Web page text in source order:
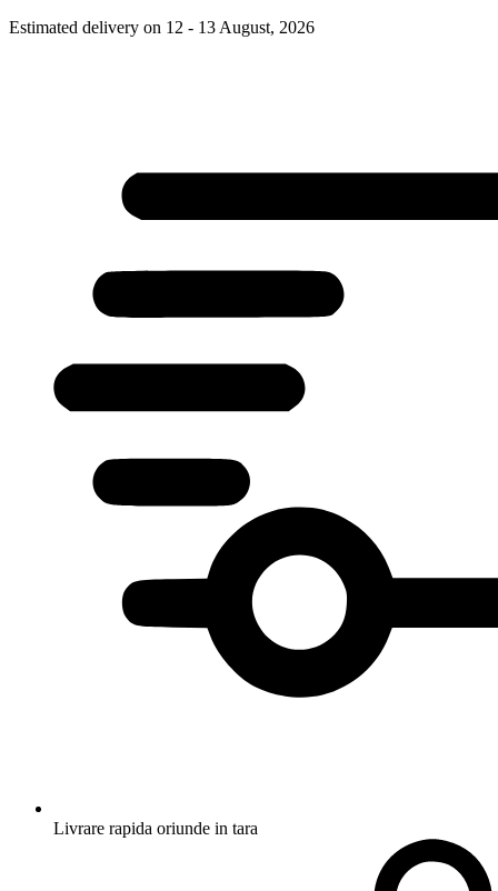
Estimated delivery on 12 - 13 August, 2026
Livrare rapida oriunde in tara